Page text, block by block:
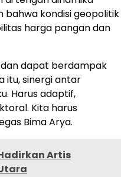
bahwa kondisi geopolitik
harga pangan dan
dan dapat berdampak
itu, sinergi antar
Harus adaptif,
Kita harus
Bima Arya.
Artis